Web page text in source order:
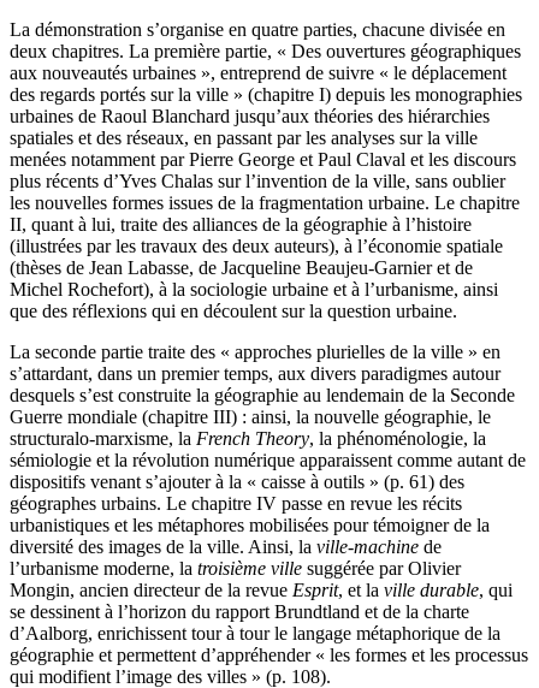
La démonstration s’organise en quatre parties, chacune divisée en
deux chapitres. La première partie, « Des ouvertures géographiques
aux nouveautés urbaines », entreprend de suivre « le déplacement
des regards portés sur la ville » (chapitre I) depuis les monographies
urbaines de Raoul Blanchard jusqu’aux théories des hiérarchies
spatiales et des réseaux, en passant par les analyses sur la ville
menées notamment par Pierre George et Paul Claval et les discours
plus récents d’Yves Chalas sur l’invention de la ville, sans oublier
les nouvelles formes issues de la fragmentation urbaine. Le chapitre
II, quant à lui, traite des alliances de la géographie à l’histoire
(illustrées par les travaux des deux auteurs), à l’économie spatiale
(thèses de Jean Labasse, de Jacqueline Beaujeu-Garnier et de
Michel Rochefort), à la sociologie urbaine et à l’urbanisme, ainsi
que des réflexions qui en découlent sur la question urbaine.
La seconde partie traite des « approches plurielles de la ville » en
s’attardant, dans un premier temps, aux divers paradigmes autour
desquels s’est construite la géographie au lendemain de la Seconde
Guerre mondiale (chapitre III) : ainsi, la nouvelle géographie, le
structuralo-marxisme, la French Theory, la phénoménologie, la
sémiologie et la révolution numérique apparaissent comme autant de
dispositifs venant s’ajouter à la « caisse à outils » (p. 61) des
géographes urbains. Le chapitre IV passe en revue les récits
urbanistiques et les métaphores mobilisées pour témoigner de la
diversité des images de la ville. Ainsi, la ville-machine de
l’urbanisme moderne, la troisième ville suggérée par Olivier
Mongin, ancien directeur de la revue Esprit, et la ville durable, qui
se dessinent à l’horizon du rapport Brundtland et de la charte
d’Aalborg, enrichissent tour à tour le langage métaphorique de la
géographie et permettent d’appréhender « les formes et les processus
qui modifient l’image des villes » (p. 108).